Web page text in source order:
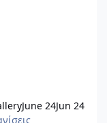
June 24Jun 24